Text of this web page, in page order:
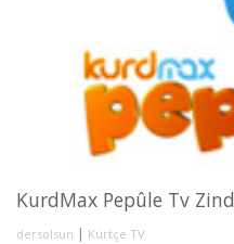
KurdMax Pepûle Tv
dersolsun | Kürtçe TV